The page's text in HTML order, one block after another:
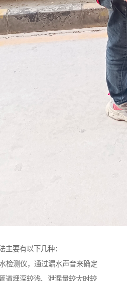
主要有以下几种：
检测仪，通过漏水声音来确定
道埋深较浅、泄漏量较大时较